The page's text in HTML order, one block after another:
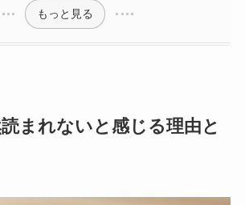
もっと見る
まれないと感じる理由と